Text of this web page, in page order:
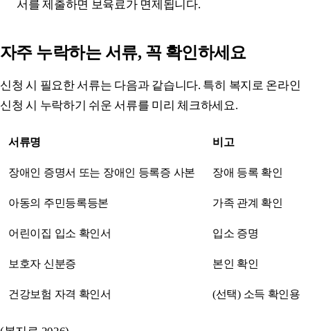
서를 제출하면 보육료가 면제됩니다.
자주 누락하는 서류, 꼭 확인하세요
신청 시 필요한 서류는 다음과 같습니다. 특히 복지로 온라인
신청 시 누락하기 쉬운 서류를 미리 체크하세요.
서류명 비고
장애인 증명서 또는 장애인 등록증 사본 장애 등록 확인
아동의 주민등록등본 가족 관계 확인
어린이집 입소 확인서 입소 증명
보호자 신분증 본인 확인
건강보험 자격 확인서 (선택) 소득 확인용